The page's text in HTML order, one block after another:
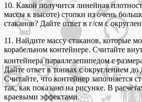
10. Какой получится линейная
массы к высоте) стопки из очень
стаканов? Дайте ответ в г/см с
11. Найдите массу стаканов, которые
корабельном контейнере. Считайте
контейнера параллелепипедом с
Дайте ответ в тоннах с округлением до
Считайте, что контейнер заполняется
так, как показано на рисунке. В
краевыми эффектами.